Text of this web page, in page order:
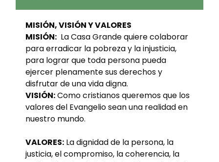
MISIÓN, VISIÓN Y VALORES
MISIÓN: La Casa Grande quiere colaborar
para erradicar la pobreza y la injusticia,
para lograr que toda persona pueda
ejercer plenamente sus derechos y
disfrutar de una vida digna.
VISIÓN:Como cristianos queremos que los
valores del Evangelio sean una realidad en
nuestro mundo.
VALORES: La dignidad de la persona, la
justicia, el compromiso, la coherencia, la